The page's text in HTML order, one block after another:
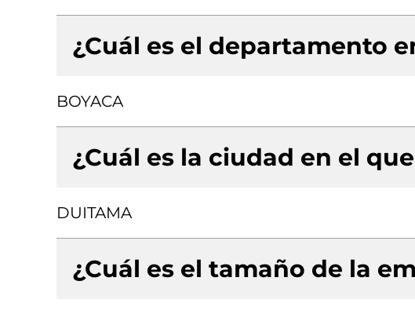
¿Cuál es el departamento
BOYACA
¿Cuál es la ciudad en el
DUITAMA
¿Cuál es el tamaño de la